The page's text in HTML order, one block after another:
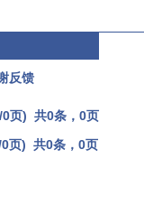
反馈
0页) 共0条，0页
页) 共0条，0页